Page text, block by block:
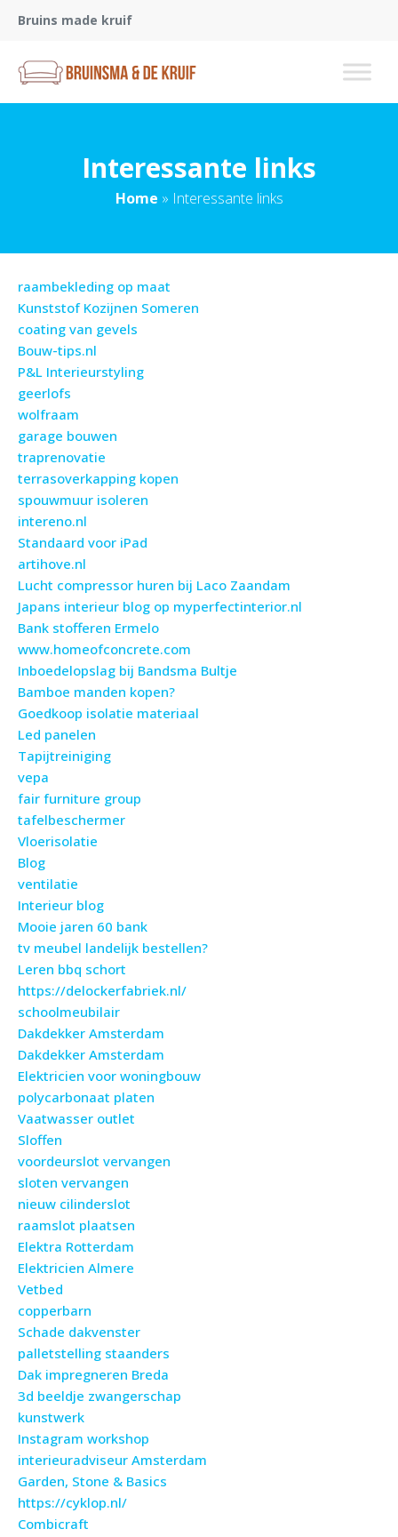
Bruins made kruif
Interessante links
Home » Interessante links
raambekleding op maat
Kunststof Kozijnen Someren
coating van gevels
Bouw-tips.nl
P&L Interieurstyling
geerlofs
wolfraam
garage bouwen
traprenovatie
terrasoverkapping kopen
spouwmuur isoleren
intereno.nl
Standaard voor iPad
artihove.nl
Lucht compressor huren bij Laco Zaandam
Japans interieur blog op myperfectinterior.nl
Bank stofferen Ermelo
www.homeofconcrete.com
Inboedelopslag bij Bandsma Bultje
Bamboe manden kopen?
Goedkoop isolatie materiaal
Led panelen
Tapijtreiniging
vepa
fair furniture group
tafelbeschermer
Vloerisolatie
Blog
ventilatie
Interieur blog
Mooie jaren 60 bank
tv meubel landelijk bestellen?
Leren bbq schort
https://delockerfabriek.nl/
schoolmeubilair
Dakdekker Amsterdam
Dakdekker Amsterdam
Elektricien voor woningbouw
polycarbonaat platen
Vaatwasser outlet
Sloffen
voordeurslot vervangen
sloten vervangen
nieuw cilinderslot
raamslot plaatsen
Elektra Rotterdam
Elektricien Almere
Vetbed
copperbarn
Schade dakvenster
palletstelling staanders
Dak impregneren Breda
3d beeldje zwangerschap
kunstwerk
Instagram workshop
interieuradviseur Amsterdam
Garden, Stone & Basics
https://cyklop.nl/
Combicraft